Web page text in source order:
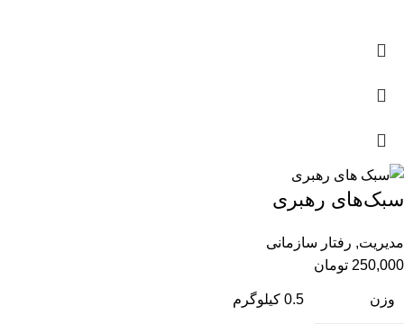
سبک‌‌های رهبری
مدیریت, رفتار سازمانی
250,000 تومان
وزن 0.5 کیلوگرم